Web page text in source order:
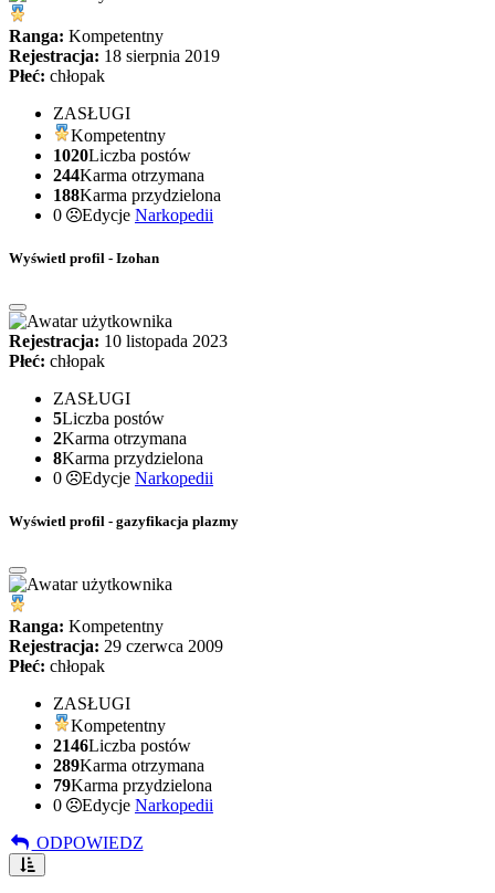
Ranga: Kompetentny
Rejestracja: 18 sierpnia 2019
Płeć: chłopak
ZASŁUGI
Kompetentny
1020Liczba postów
244Karma otrzymana
188Karma przydzielona
0
Edycje Narkopedii
Wyświetl profil - Izohan
Rejestracja: 10 listopada 2023
Płeć: chłopak
ZASŁUGI
5Liczba postów
2Karma otrzymana
8Karma przydzielona
0
Edycje Narkopedii
Wyświetl profil - gazyfikacja plazmy
Ranga: Kompetentny
Rejestracja: 29 czerwca 2009
Płeć: chłopak
ZASŁUGI
Kompetentny
2146Liczba postów
289Karma otrzymana
79Karma przydzielona
0
Edycje Narkopedii
ODPOWIEDZ